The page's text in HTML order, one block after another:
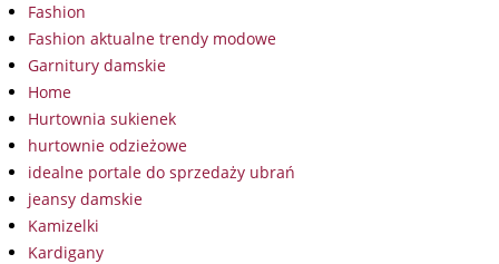
Fashion
Fashion aktualne trendy modowe
Garnitury damskie
Home
Hurtownia sukienek
hurtownie odzieżowe
idealne portale do sprzedaży ubrań
jeansy damskie
Kamizelki
Kardigany